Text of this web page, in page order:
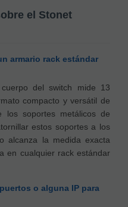
el Stonet
armario rack estándar
del switch mide 13
compacto y versátil de
los soportes metálicos de
estos soportes a los
alcanza la medida exacta
en cualquier rack estándar
o alguna IP para